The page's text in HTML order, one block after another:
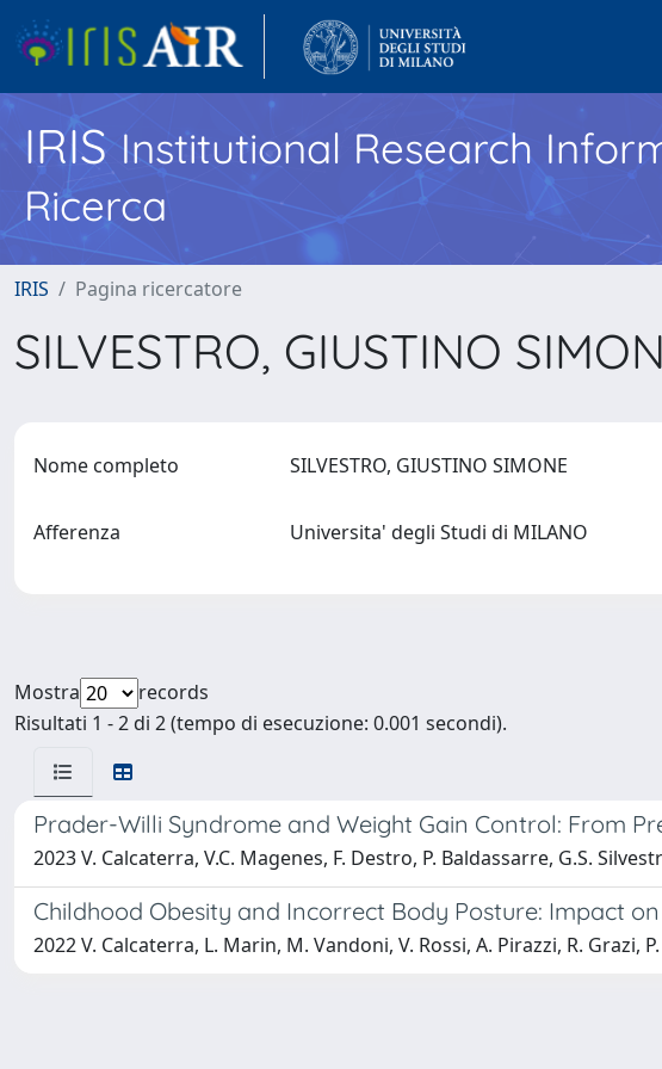
IRISInstitutional Research
Ricerca
IRIS Pagina ricercatore
SILVESTRO, GIUSTINO
Nome completo SILVESTRO, GIUSTINO SIMONE
Afferenza Universita' degli Studi di MILANO
Mostra
records
Risultati 1 - 2 di 2 (tempo di esecuzione: 0.001 secondi).
Prader-Willi Syndrome and Weight Gain Control: From
2023 V. Calcaterra, V.C. Magenes, F. Destro, P. Baldassarre, G.S.
Childhood Obesity and Incorrect Body Posture: Impact
2022 V. Calcaterra, L. Marin, M. Vandoni, V. Rossi, A. Pirazzi, R. Grazi,